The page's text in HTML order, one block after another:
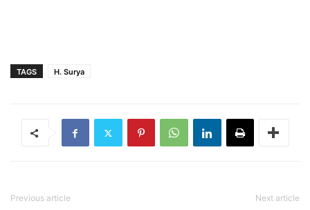
TAGS H. Surya
Previous article Next article